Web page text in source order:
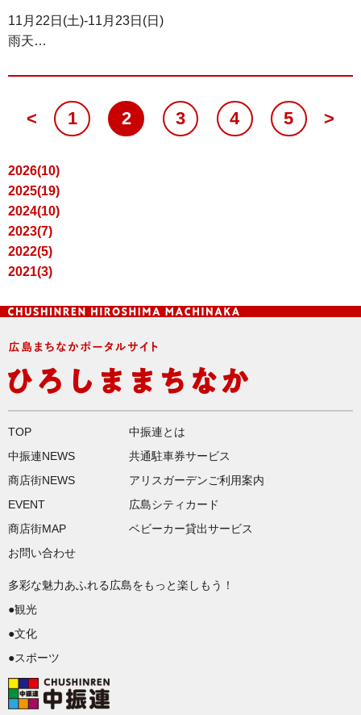
11月22日(土)-11月23日(日)
雨天…
< 1 2 3 4 5 >
2026(10)
2025(19)
2024(10)
2023(7)
2022(5)
2021(3)
TOP
中振連NEWS
商店街NEWS
EVENT
商店街MAP
お問い合わせ
中振連とは
共通駐車券サービス
アリスガーデンご利用案内
広島シティカード
ベビーカー貸出サービス
多彩な魅力あふれる広島をもっと楽しもう！
●観光
●文化
●スポーツ